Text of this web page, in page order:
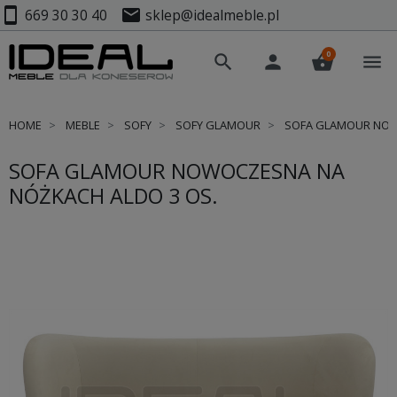
smartphone 669 30 30 40 mail sklep@idealmeble.pl
search person shopping_basket
0 menu
HOME MEBLE SOFY SOFY GLAMOUR SOFA GLAMOUR
SOFA GLAMOUR NOWOCZESNA NA
NÓŻKACH ALDO 3 OS.